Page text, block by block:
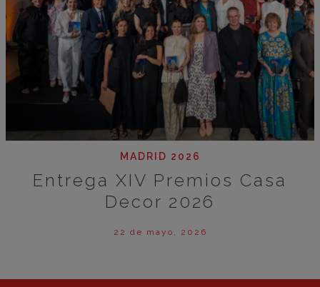
MADRID 2026
Entrega XIV Premios Casa
Decor 2026
22 de mayo, 2026